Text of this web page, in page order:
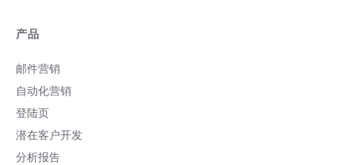
产品
邮件营销
自动化营销
登陆页
潜在客户开发
分析报告